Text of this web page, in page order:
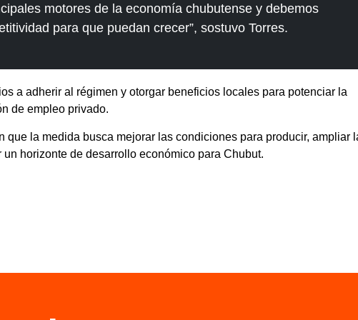
motores de la economía chubutense y debemos
para que puedan crecer”, sostuvo Torres.
a adherir al régimen y otorgar beneficios locales para potenciar la
de empleo privado.
que la medida busca mejorar las condiciones para producir, ampliar
horizonte de desarrollo económico para Chubut.